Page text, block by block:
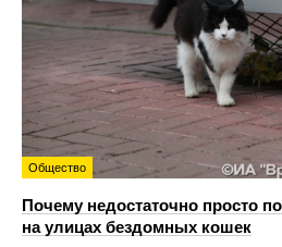
Общество
Почему недостаточно просто
на улицах бездомных кошек